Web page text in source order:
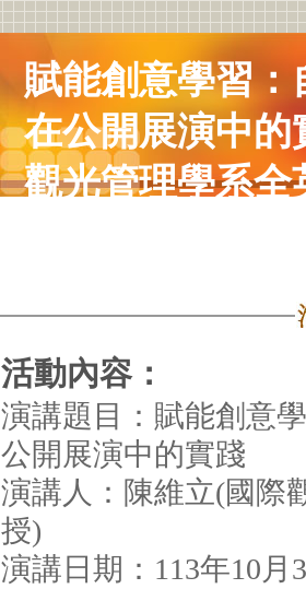
賦能創意學習
在公開展演中
觀光管理學系
活動內容：
演講題目：賦能創意
公開展演中的實踐
演講人：陳維立(國際
授)
演講日期：113年10月